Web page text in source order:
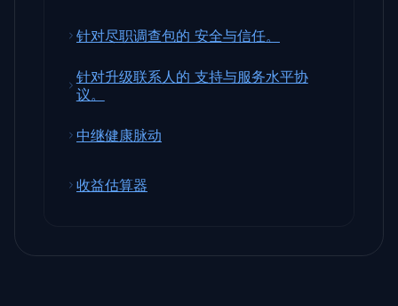
针对尽职调查包的 安全与信任。
针对升级联系人的 支持与服务水平协
议。
中继健康脉动
收益估算器